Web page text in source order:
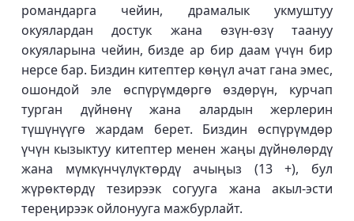
романдарга чейин, драмалык укмуштуу
окуялардан достук жана өзүн-өзү таануу
окуяларына чейин, бизде ар бир даам үчүн бир
нерсе бар. Биздин китептер көңүл ачат гана эмес,
ошондой эле өспүрүмдөргө өздөрүн, курчап
турган дүйнөнү жана алардын жерлерин
түшүнүүгө жардам берет. Биздин өспүрүмдөр
үчүн кызыктуу китептер менен жаңы дүйнөлөрдү
жана мүмкүнчүлүктөрдү ачыңыз (13 +), бул
жүрөктөрдү тезирээк согууга жана акыл-эсти
тереңирээк ойлонууга мажбурлайт.